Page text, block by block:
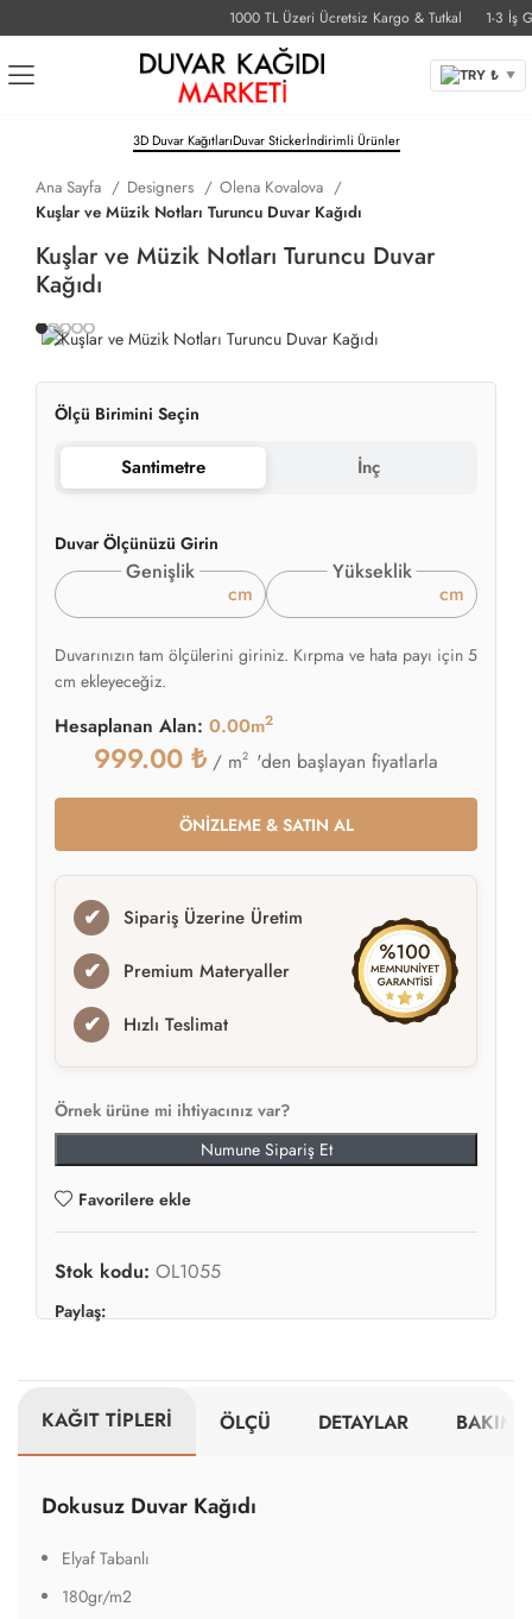
1000 TL Üzeri Ücretsiz Kargo & Tutkal 1-3 İş
TRY ₺ ▼
3D Duvar KağıtlarıDuvar Stickerİndirimli Ürünler
Ana Sayfa Designers
Olena Kovalova
Kuşlar ve Müzik Notları Turuncu Duvar Kağıdı
Kuşlar ve Müzik Notları Turuncu Duvar
Kağıdı
Ölçü Birimini Seçin
Santimetre İnç
Duvar Ölçünüzü Girin
Genişlik
cm
Yükseklik
cm
Duvarınızın tam ölçülerini giriniz. Kırpma ve hata payı için 5
cm ekleyeceğiz.
Hesaplanan Alan: 0.00m2
999.00 ₺ / m2 'den başlayan fiyatlarla
ÖNİZLEME & SATIN AL
✔ Sipariş Üzerine Üretim
✔ Premium Materyaller
✔ Hızlı Teslimat
Örnek ürüne mi ihtiyacınız var?
Numune Sipariş Et
Favorilere ekle
Stok kodu: OL1055
Paylaş:
KAĞIT TİPLERİ ÖLÇÜ DETAYLAR BAKIM
Dokusuz Duvar Kağıdı
Elyaf Tabanlı
180gr/m2